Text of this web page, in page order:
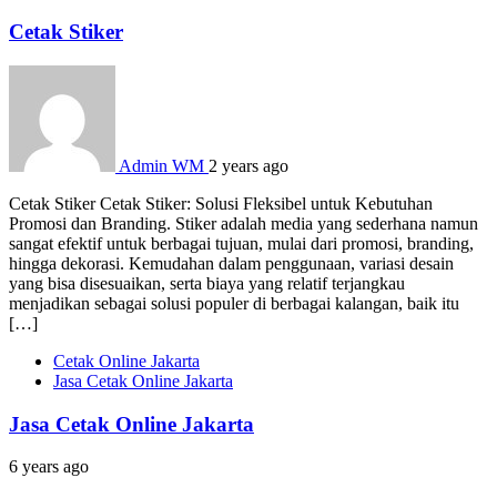
Cetak Stiker
Admin WM 2 years ago
Cetak Stiker Cetak Stiker: Solusi Fleksibel untuk Kebutuhan
Promosi dan Branding. Stiker adalah media yang sederhana namun
sangat efektif untuk berbagai tujuan, mulai dari promosi, branding,
hingga dekorasi. Kemudahan dalam penggunaan, variasi desain
yang bisa disesuaikan, serta biaya yang relatif terjangkau
menjadikan sebagai solusi populer di berbagai kalangan, baik itu
[…]
Cetak Online Jakarta
Jasa Cetak Online Jakarta
Jasa Cetak Online Jakarta
6 years ago